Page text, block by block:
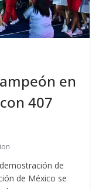
en
407
de
de México se